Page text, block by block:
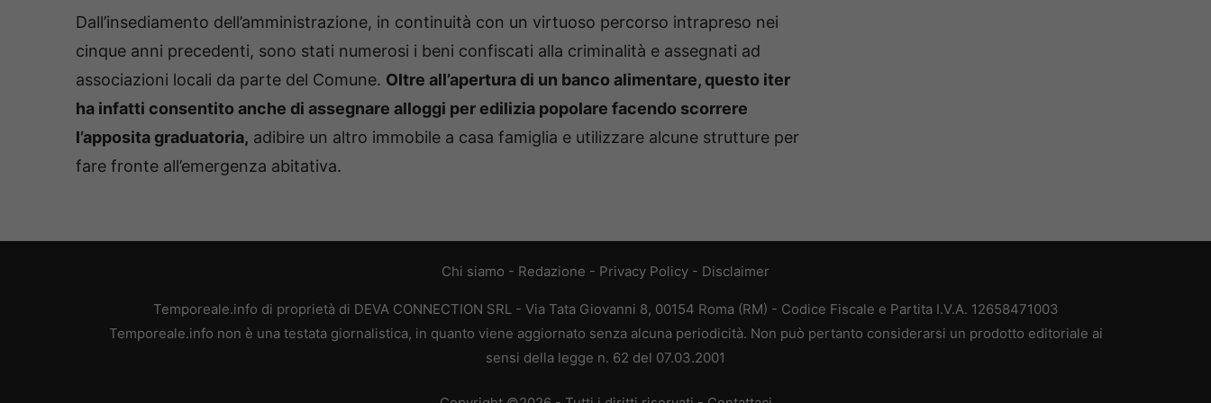
Dall’insediamento dell’amministrazione, in continuità con un virtuoso percorso intrapreso nei
cinque anni precedenti, sono stati numerosi i beni confiscati alla criminalità e assegnati ad
associazioni locali da parte del Comune. Oltre all’apertura di un banco alimentare, questo iter
ha infatti consentito anche di assegnare alloggi per edilizia popolare facendo scorrere
l’apposita graduatoria, adibire un altro immobile a casa famiglia e utilizzare alcune strutture per
fare fronte all’emergenza abitativa.
Chi siamo - Redazione - Privacy Policy - Disclaimer
Temporeale.info di proprietà di DEVA CONNECTION SRL - Via Tata Giovanni 8, 00154 Roma (RM) - Codice Fiscale e Partita I.V.A. 12658471003
Temporeale.info non è una testata giornalistica, in quanto viene aggiornato senza alcuna periodicità. Non può pertanto considerarsi un prodotto editoriale ai
sensi della legge n. 62 del 07.03.2001